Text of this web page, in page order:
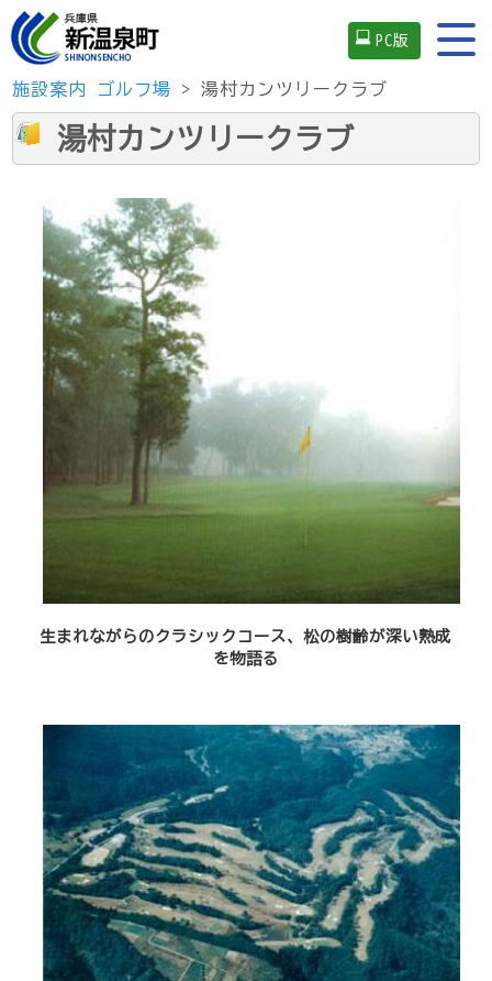
PC版
施設案内 ゴルフ場 > 湯村カンツリークラブ
湯村カンツリークラブ
生まれながらのクラシックコース、松の樹齢が深い熟成
を物語る